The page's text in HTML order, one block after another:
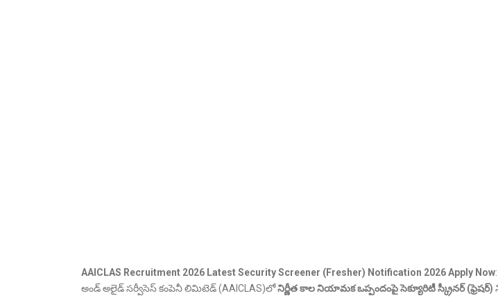
AAICLAS Recruitment 2026 Latest Security Screener (Fresher) Notification 2026 Apply Now
అండ్ అలైడ్ సర్వీసెస్ కంపెనీ లిమిటెడ్ (AAICLAS)లోనిర్ణీత కాల నియామక ఒప్పందంపై సెక్యూరిటీ స్క్రీనర్ (ఫ్రెషర్)